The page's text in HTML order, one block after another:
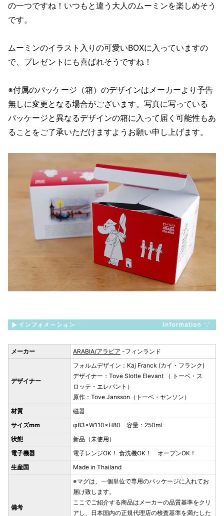
の一つですね！いつもと違う大人のムーミンを楽しめそう
です。
ムーミンのイラスト入りの可愛いBOXに入っていますの
で、プレゼントにも喜ばれそうですね！
※付属のパッケージ（箱）のデザインはメーカーより予告
無しに変更となる場合がございます。写真に写っている
パッケージと異なるデザインの箱に入って届く可能性もあ
ることをご了承いただけますようお願い申し上げます。
メーカー ARABIA/アラビア -フィンランド
デザイナー
フォルムデザイン：Kaj Franck (カイ・フランク)
デザイナー：Tove Slotte Elevant （ トーベ・ス
ロッテ・エレバント）
原作：Tove Jansson（トーベ・ヤンソン）
材質
磁器
サイズmm
φ83×W110×H80 容量：250ml
状態
新品（未使用）
電子機器
電子レンジOK！ 食洗機OK！ オーブンOK！
生産国
Made in Thailand
備考
※マグは、一個単位で専用のパッケージに入れてお
届け致します。
ここでご紹介する商品はメーカーの品質基準をクリ
アし、日本国内の正規代理店の検査基準を満たした